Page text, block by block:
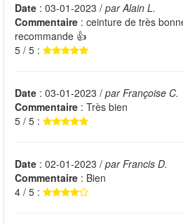
Date : 03-01-2023 / par Alain L.
Commentaire : ceinture de très
recommande 👍
5 / 5 :
Date : 03-01-2023 / par Françoise C.
Commentaire : Très bien
5 / 5 :
Date : 02-01-2023 / par Francis D.
Commentaire : Bien
4 / 5 :